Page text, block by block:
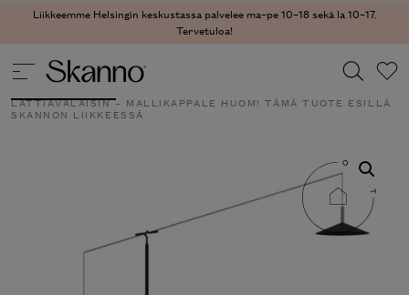
Liikkeemme Helsingin keskustassa palvelee ma–pe 10–18 sekä la 10–17.
Tervetuloa!
LATTIAVALAISIN – MALLIKAPPALE HUOM! TÄMÄ TUOTE ESILLÄ
SKANNON LIIKKEESSÄ